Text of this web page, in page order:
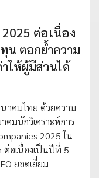
2025 ต่อเนื่อง
น ตอกย้ำความ
ให้ผู้มีส่วนได้
าคมไทย ด้วยความ
คมนักวิเคราะห์การ
2025 ใน
ต่อเนื่องเป็นปีที่ 5
ยอดเยี่ยม